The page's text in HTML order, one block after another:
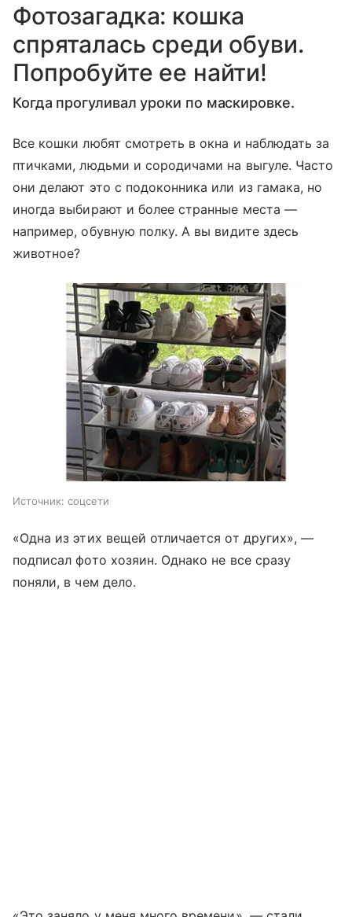
Фотозагадка: кошка
спряталась среди обуви.
Попробуйте ее найти!
Когда прогуливал уроки по маскировке.
Все кошки любят смотреть в окна и наблюдать за
птичками, людьми и сородичами на выгуле. Часто
они делают это с подоконника или из гамака, но
иногда выбирают и более странные места —
например, обувную полку. А вы видите здесь
животное?
Источник: соцсети
«Одна из этих вещей отличается от других», —
подписал фото хозяин. Однако не все сразу
поняли, в чем дело.